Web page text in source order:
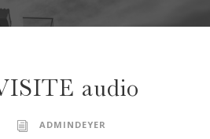
audio
ADMINDEYER